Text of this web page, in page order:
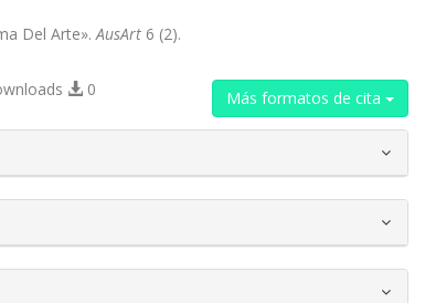
Del Arte». AusArt 6 (2).
Más formatos de cita
0